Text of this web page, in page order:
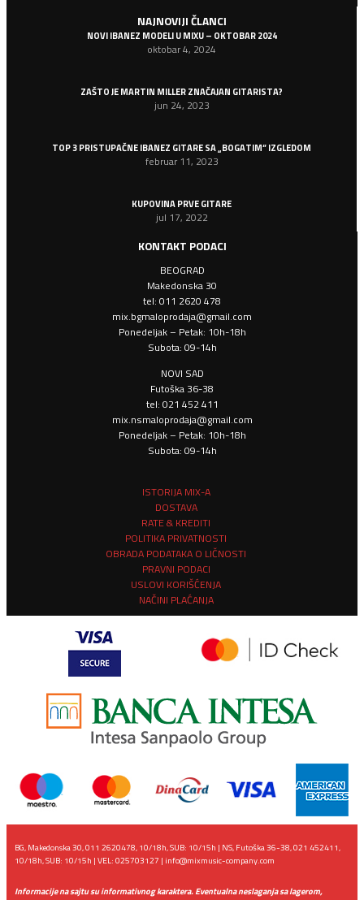
NAJNOVIJI ČLANCI
NOVI IBANEZ MODELI U MIXU – OKTOBAR 2024
oktobar 4, 2024
ZAŠTO JE MARTIN MILLER ZNAČAJAN GITARISTA?
jun 24, 2023
TOP 3 PRISTUPAČNE IBANEZ GITARE SA „BOGATIM“ IZGLEDOM
februar 11, 2023
KUPOVINA PRVE GITARE
jul 17, 2022
KONTAKT PODACI
BEOGRAD
Makedonska 30
tel: 011 2620 478
mix.bgmaloprodaja@gmail.com
Ponedeljak – Petak: 10h-18h
Subota: 09-14h
NOVI SAD
Futoška 36-38
tel: 021 452 411
mix.nsmaloprodaja@gmail.com
Ponedeljak – Petak: 10h-18h
Subota: 09-14h
ISTORIJA MIX-A
DOSTAVA
RATE & KREDITI
POLITIKA PRIVATNOSTI
OBRADA PODATAKA O LIČNOSTI
PRAVNI PODACI
USLOVI KORIŠĆENJA
NAČINI PLAĆANJA
BG, Makedonska 30, 011 2620478, 10/18h, SUB: 10/15h | NS, Futoška 36-38, 021 452411,
10/18h, SUB: 10/15h | VEL: 025703127 | info@mixmusic-company.com
Informacije na sajtu su informativnog karaktera. Eventualna neslaganja sa lagerom,